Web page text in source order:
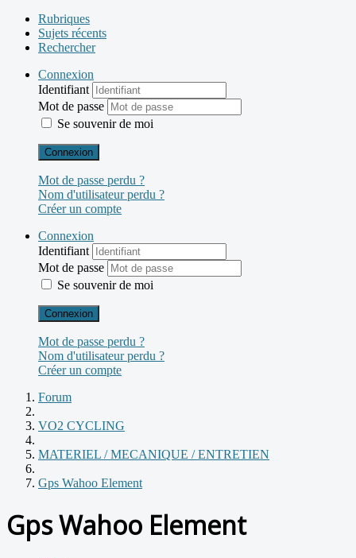
Rubriques
Sujets récents
Rechercher
Connexion
Identifiant
Mot de passe
Se souvenir de moi
Connexion
Mot de passe perdu ?
Nom d'utilisateur perdu ?
Créer un compte
Connexion
Identifiant
Mot de passe
Se souvenir de moi
Connexion
Mot de passe perdu ?
Nom d'utilisateur perdu ?
Créer un compte
Forum
VO2 CYCLING
MATERIEL / MECANIQUE / ENTRETIEN
Gps Wahoo Element
Gps Wahoo Element